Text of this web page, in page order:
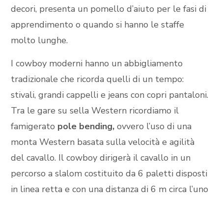
decori, presenta un pomello d’aiuto per le fasi di
apprendimento o quando si hanno le staffe
molto lunghe.
I cowboy moderni hanno un abbigliamento
tradizionale che ricorda quelli di un tempo:
stivali, grandi cappelli e jeans con copri pantaloni.
Tra le gare su sella Western ricordiamo il
famigerato pole bending, ovvero l’uso di una
monta Western basata sulla velocità e agilità
del cavallo. Il cowboy dirigerà il cavallo in un
percorso a slalom costituito da 6 paletti disposti
in linea retta e con una distanza di 6 m circa l’uno